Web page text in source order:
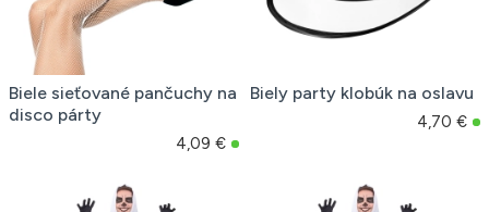
Biele sieťované pančuchy na
disco párty
4,09 €
Biely party klobúk na oslavu
4,70 €